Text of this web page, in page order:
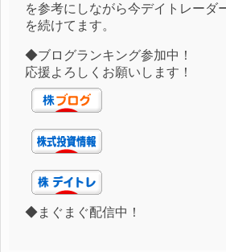
を参考にしながら今デイトレーダ
を続けてます。
◆ブログランキング参加中！
応援よろしくお願いします！
◆まぐまぐ配信中！